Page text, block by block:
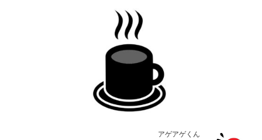
アゲアゲくん